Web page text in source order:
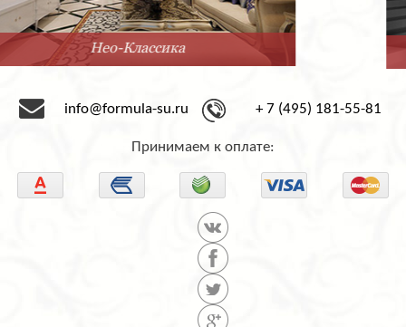
Минимализм
info@formula-su.ru + 7 (495) 181-55-81
Принимаем к оплате: